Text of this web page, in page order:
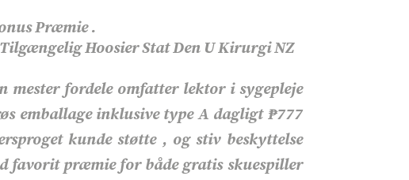
Præmie .
Hoosier Stat Den U Kirurgi NZ
mester fordele omfatter lektor i sygepleje
emballage inklusive type A dagligt ₱777
kunde støtte , og stiv beskyttelse
favorit præmie for både gratis skuespiller